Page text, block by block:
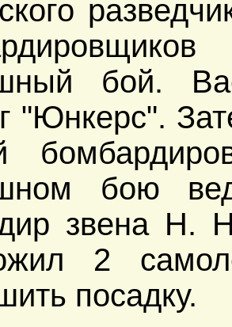
бой.
"Юнкерс".
бою
звена Н.
2
посадку.